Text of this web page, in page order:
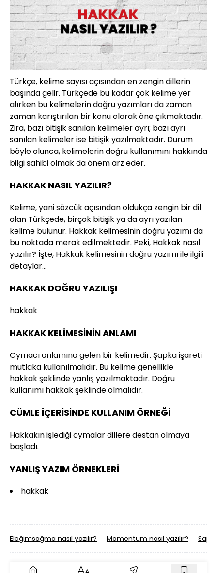
Türkçe, kelime sayısı açısından en zengin dillerin
başında gelir. Türkçede bu kadar çok kelime yer
alırken bu kelimelerin doğru yazımları da zaman
zaman karıştırılan bir konu olarak öne çıkmaktadır.
Zira, bazı bitişik sanılan kelimeler ayrı; bazı ayrı
sanılan kelimeler ise bitişik yazılmaktadır. Durum
böyle olunca, kelimelerin doğru kullanımını hakkında
bilgi sahibi olmak da önem arz eder.
HAKKAK NASIL YAZILIR?
Kelime, yani sözcük açısından oldukça zengin bir dil
olan Türkçede, birçok bitişik ya da ayrı yazılan
kelime bulunur. Hakkak kelimesinin doğru yazımı da
bu noktada merak edilmektedir. Peki, Hakkak nasıl
yazılır? İşte, Hakkak kelimesinin doğru yazımı ile ilgili
detaylar…
HAKKAK DOĞRU YAZILIŞI
hakkak
HAKKAK KELİMESİNİN ANLAMI
Oymacı anlamına gelen bir kelimedir. Şapka işareti
mutlaka kullanılmalıdır. Bu kelime genellikle
hakkak şeklinde yanlış yazılmaktadır. Doğru
kullanımı hakkak şeklinde olmalıdır.
CÜMLE İÇERİSİNDE KULLANIM ÖRNEĞİ
Hakkakın işlediği oymalar dillere destan olmaya
başladı.
YANLIŞ YAZIM ÖRNEKLERİ
hakkak
Eleğimsağma nasıl yazılır? Momentum nasıl yazılır?